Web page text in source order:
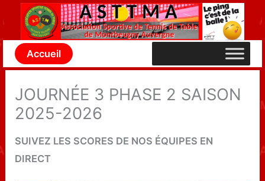
contenu
Accueil
JOURNÉE 3 PHASE 2 SAISON
2025-2026
SUIVEZ LES SCORES DE NOS ÉQUIPES EN
DIRECT